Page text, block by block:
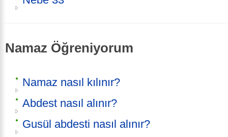
Namaz Öğreniyorum
Namaz nasıl kılınır?
Abdest nasıl alınır?
Gusül abdesti nasıl alınır?